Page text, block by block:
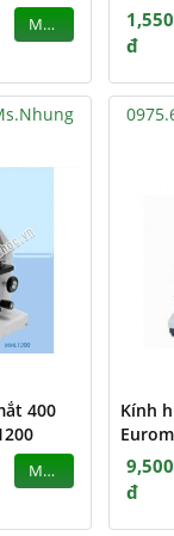
MUA
đ
400
MUA
Kính
đ